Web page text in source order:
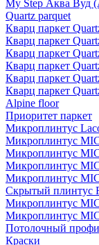
My Step Аква Вуд
Quartz parquet
Кварц паркет
Кварц паркет
Кварц паркет
Кварц паркет
Кварц паркет
Кварц паркет
Alpine floor
Приоритет паркет
Микроплинтус
Микроплинтус
Микроплинтус
Микроплинтус
Микроплинтус
Скрытый плинтус
Микроплинтус
Микроплинтус
Потолочный
Краски